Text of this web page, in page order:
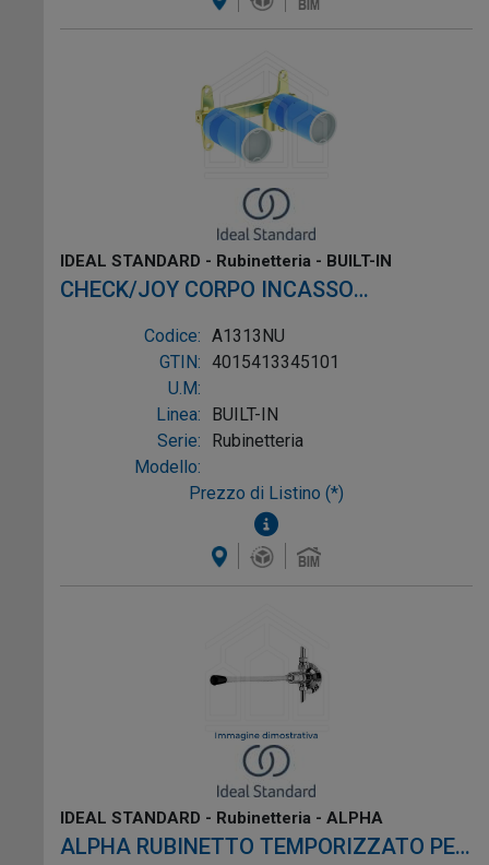
IDEAL STANDARD - Rubinetteria - BUILT-IN
CHECK/JOY CORPO INCASSO
MONOCOMANDO LAVABO PARETE
Codice: A1313NU
GTIN: 4015413345101
U.M:
Linea:
BUILT-IN
Serie:
Rubinetteria
Modello:
Prezzo di Listino (*)
IDEAL STANDARD - Rubinetteria - ALPHA
ALPHA RUBINETTO TEMPORIZZATO PER